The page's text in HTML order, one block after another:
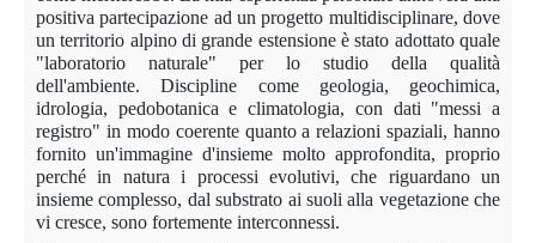
positiva partecipazione ad un progetto multidisciplinare, dove
un territorio alpino di grande estensione è stato adottato quale
"laboratorio naturale" per lo studio della qualità
dell'ambiente. Discipline come geologia, geochimica,
idrologia, pedobotanica e climatologia, con dati "messi a
registro" in modo coerente quanto a relazioni spaziali, hanno
fornito un'immagine d'insieme molto approfondita, proprio
perché in natura i processi evolutivi, che riguardano un
insieme complesso, dal substrato ai suoli alla vegetazione che
vi cresce, sono fortemente interconnessi.